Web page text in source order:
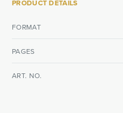
PRODUCT DETAILS
FORMAT
PAGES
ART. NO.